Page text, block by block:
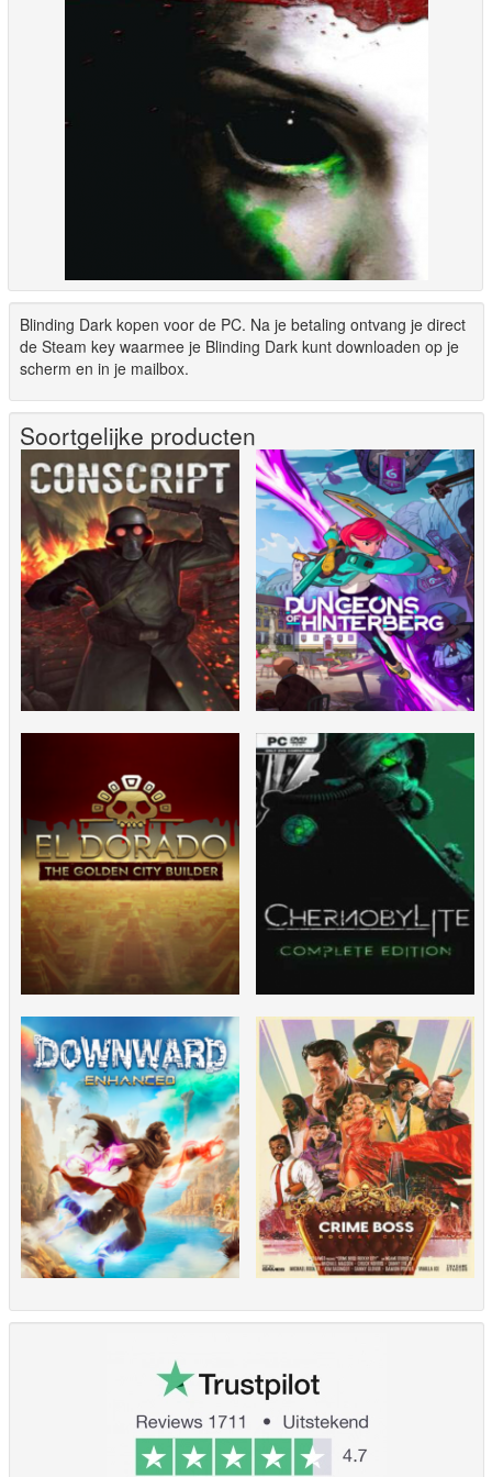
Blinding Dark kopen voor de PC. Na je betaling ontvang je direct
de Steam key waarmee je Blinding Dark kunt downloaden op je
scherm en in je mailbox.
Soortgelijke producten